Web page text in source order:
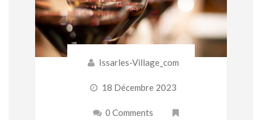
Issarles-Village_com
18 Décembre 2023
0 Comments